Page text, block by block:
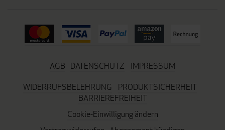
AGB DATENSCHUTZ
IMPRESSUM
WIDERRUFSBELEHRUNG
PRODUKTSICHERHEIT
BARRIEREFREIHEIT
Cookie-Einwilligung ändern